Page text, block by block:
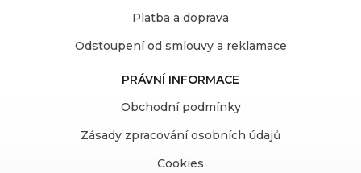
Platba a doprava
Odstoupení od smlouvy a reklamace
PRÁVNÍ INFORMACE
Obchodní podmínky
Zásady zpracování osobních údajů
Cookies